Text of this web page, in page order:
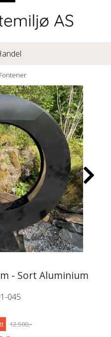
Fontener
- Sort Aluminium
045
12.500,-